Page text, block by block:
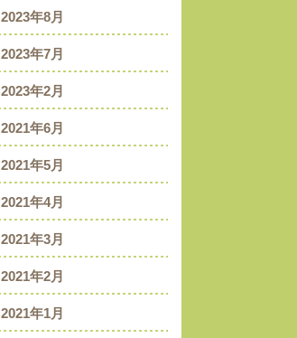
2023年8月
2023年7月
2023年2月
2021年6月
2021年5月
2021年4月
2021年3月
2021年2月
2021年1月